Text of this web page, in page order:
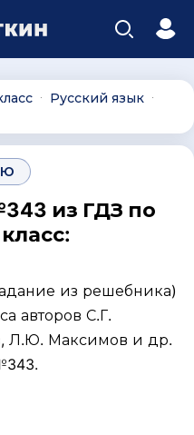
∙ Русский язык ∙
из ГДЗ по
из решебника)
авторов С.Г.
Л.Ю. Максимов и др.